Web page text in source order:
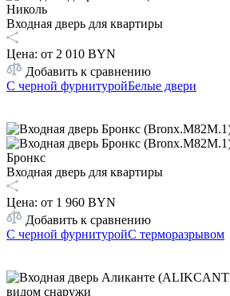
Николь
Входная дверь для квартиры
Цена: от 2 010 BYN
Добавить к сравнению
С черной фурнитуройБелые двери
Бронкс
Входная дверь для квартиры
Цена: от 1 960 BYN
Добавить к сравнению
С черной фурнитуройС терморазрывом